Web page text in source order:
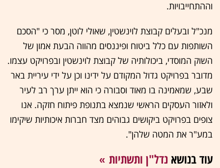
וההתחייבויות.
מנכ"ל ובעלים קבוצת לוינשטין, שאולי לוטן, מסר כי "הסכם
השותפות עם כלל ביטוח ופיננסים מהווה הבעת אמון של
השוק המוסדי, ביכולותיה של קבוצת לוינשטין ובפרויקט עצמו.
מדובר בפרויקט גדול המקודם על ידינו וכן על ידי עיריית באר
שבע, שמאמינה בו מאוד וסבורה כי הוא ייתן ערך רב לעיר
ולאזור העסקים הראשי שנמצא בתנופת פיתוח חזקה. אנו
צופים בפרויקט ביקושים גבוהים מצד חברות איכותיות שיקימו
במע"ר את המטה שלהן".
עוד בנושא נדל"ן ותשתיות